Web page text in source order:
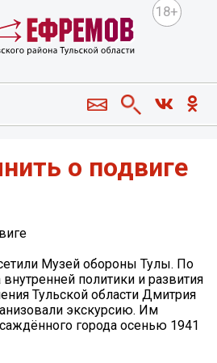
18+
о подвиге
Музей обороны Тулы. По
политики и развития
Тульской области Дмитрия
экскурсию. Им
города осенью 1941